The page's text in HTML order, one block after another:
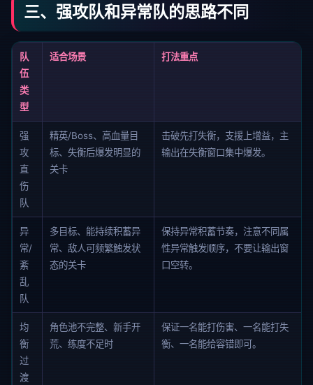
三、强攻队和异常队的思路不同
队
伍
类
型
适合场景 打法重点
强
攻
直
伤
队
精英/Boss、高血量目
标、失衡后爆发明显的
关卡
击破先打失衡，支援上增益，主
输出在失衡窗口集中爆发。
异
常/
紊
乱
队
多目标、能持续积蓄异
常、敌人可频繁触发状
态的关卡
保持异常积蓄节奏，注意不同属
性异常触发顺序，不要让输出窗
口空转。
均
衡
过
渡
角色池不完整、新手开
荒、练度不足时
保证一名能打伤害、一名能打失
衡、一名能给容错即可。